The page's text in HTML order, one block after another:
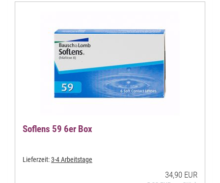
Soflens 59 6er Box
Lieferzeit:3-4 Arbeitstage
34,90 EUR